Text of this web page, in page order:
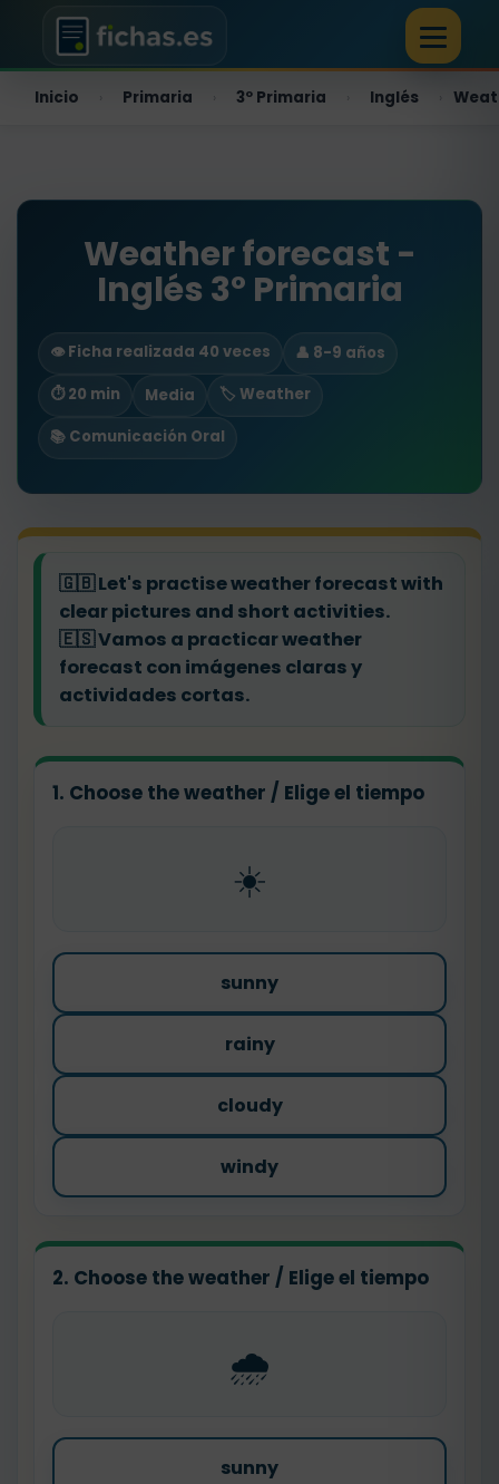
Inicio Primaria 3º Primaria Inglés
Weather forecast -
Inglés 3º Primaria
👁️ Ficha realizada 40 veces
👤 8-9 años
⏱ 20 min
Media
🏷️ Weather
📚 Comunicación Oral
🇬🇧Let's practise weather forecast with
clear pictures and short activities.
🇪🇸Vamos a practicar weather
forecast con imágenes claras y
actividades cortas.
1. Choose the weather / Elige el tiempo
☀️
sunny
rainy
cloudy
windy
2. Choose the weather / Elige el tiempo
🌧️
sunny